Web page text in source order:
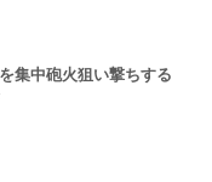
集中砲火狙い撃ちする